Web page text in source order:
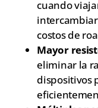
cuando
costos de
Mayor
eliminar la
dispositivos